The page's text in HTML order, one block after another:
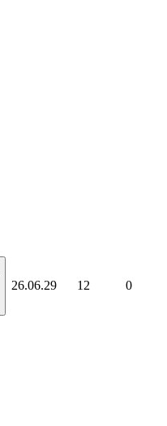
26.06.29 12 0